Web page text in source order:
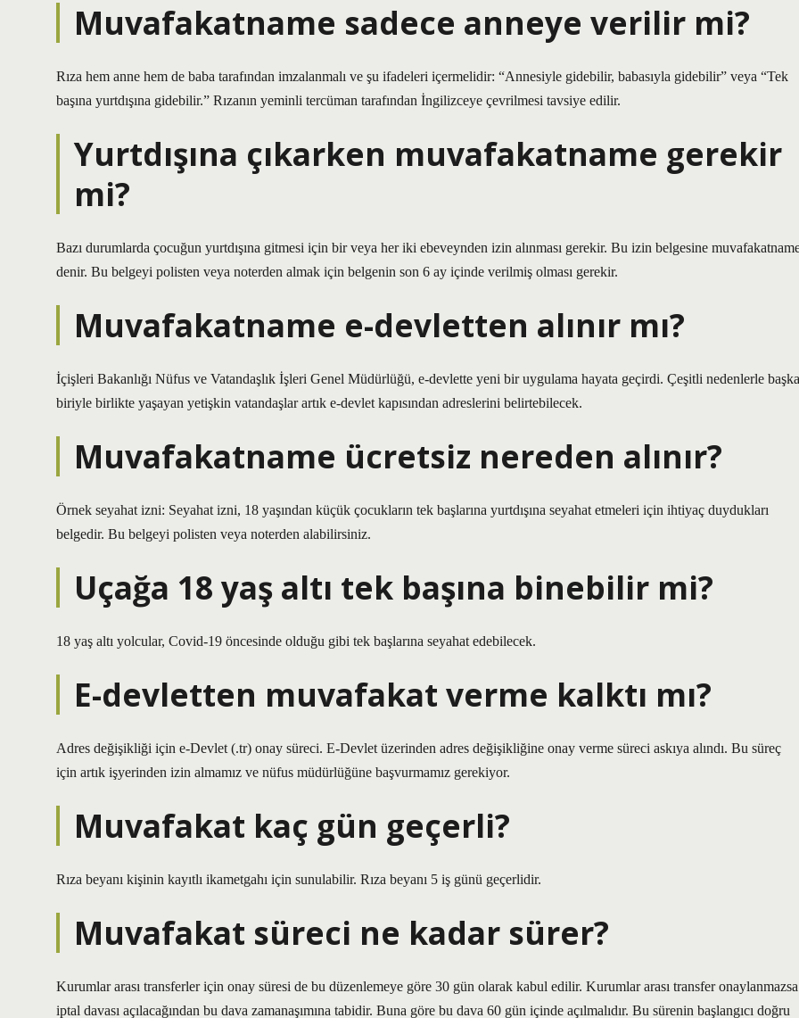
Muvafakatname sadece anneye verilir mi?
Rıza hem anne hem de baba tarafından imzalanmalı ve şu ifadeleri içermelidir: “Annesiyle gidebilir, babasıyla gidebilir” veya “Tek
başına yurtdışına gidebilir.” Rızanın yeminli tercüman tarafından İngilizceye çevrilmesi tavsiye edilir.
Yurtdışına çıkarken muvafakatname gerekir
mi?
Bazı durumlarda çocuğun yurtdışına gitmesi için bir veya her iki ebeveynden izin alınması gerekir. Bu izin belgesine
denir. Bu belgeyi polisten veya noterden almak için belgenin son 6 ay içinde verilmiş olması gerekir.
Muvafakatname e-devletten alınır mı?
İçişleri Bakanlığı Nüfus ve Vatandaşlık İşleri Genel Müdürlüğü, e-devlette yeni bir uygulama hayata geçirdi. Çeşitli nedenlerle başka
biriyle birlikte yaşayan yetişkin vatandaşlar artık e-devlet kapısından adreslerini belirtebilecek.
Muvafakatname ücretsiz nereden alınır?
Örnek seyahat izni: Seyahat izni, 18 yaşından küçük çocukların tek başlarına yurtdışına seyahat etmeleri için ihtiyaç duydukları
belgedir. Bu belgeyi polisten veya noterden alabilirsiniz.
Uçağa 18 yaş altı tek başına binebilir mi?
18 yaş altı yolcular, Covid-19 öncesinde olduğu gibi tek başlarına seyahat edebilecek.
E-devletten muvafakat verme kalktı mı?
Adres değişikliği için e-Devlet (.tr) onay süreci. E-Devlet üzerinden adres değişikliğine onay verme süreci askıya alındı. Bu süreç
için artık işyerinden izin almamız ve nüfus müdürlüğüne başvurmamız gerekiyor.
Muvafakat kaç gün geçerli?
Rıza beyanı kişinin kayıtlı ikametgahı için sunulabilir. Rıza beyanı 5 iş günü geçerlidir.
Muvafakat süreci ne kadar sürer?
Kurumlar arası transferler için onay süresi de bu düzenlemeye göre 30 gün olarak kabul edilir. Kurumlar arası transfer onaylanmazsa
iptal davası açılacağından bu dava zamanaşımına tabidir. Buna göre bu dava 60 gün içinde açılmalıdır. Bu sürenin başlangıcı doğru